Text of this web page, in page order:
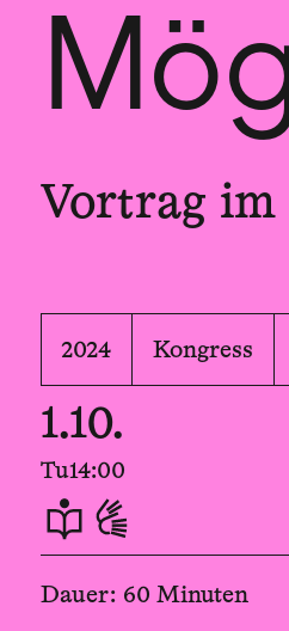
Vortrag im
2024 Kongress
1.10.
Tu14:00
Dauer: 60 Minuten